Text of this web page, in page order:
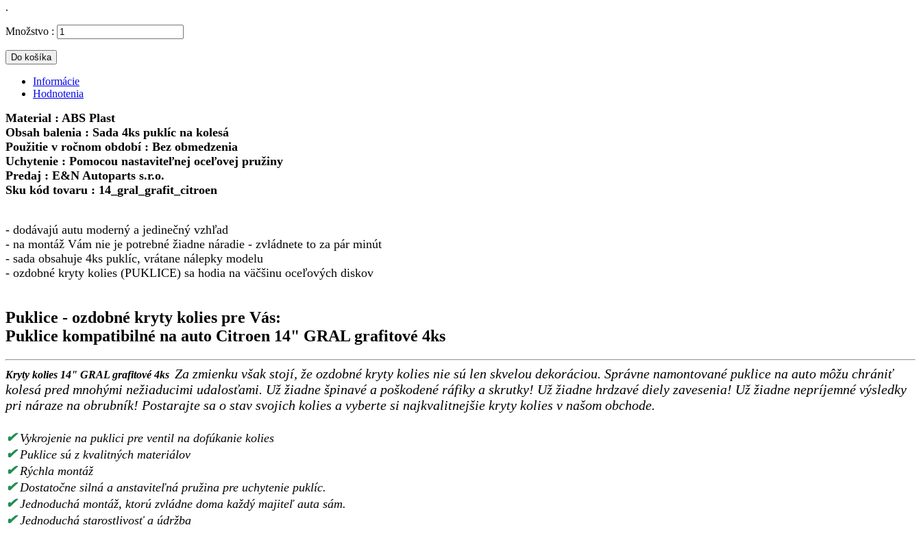
.
Množstvo :
Do košíka
Informácie
Hodnotenia
Material : ABS Plast
Obsah balenia : Sada 4ks puklíc na kolesá
Použitie v ročnom období : Bez obmedzenia
Uchytenie : Pomocou nastaviteľnej oceľovej pružiny
Predaj : E&N Autoparts s.r.o.
Sku kód tovaru : 14_gral_grafit_citroen
- dodávajú autu moderný a jedinečný vzhľad
- na montáž Vám nie je potrebné žiadne náradie - zvládnete to za pár minút
- sada obsahuje 4ks puklíc, vrátane nálepky modelu
- ozdobné kryty kolies (PUKLICE) sa hodia na väčšinu oceľových diskov
Puklice - ozdobné kryty kolies pre Vás:
Puklice kompatibilné na auto Citroen 14" GRAL grafitové 4ks
Kryty kolies 14" GRAL grafitové 4ks Za zmienku však stojí, že ozdobné kryty kolies nie sú len skvelou dekoráciou. Správne namontované puklice na auto môžu chrániť
kolesá pred mnohými nežiaducimi udalosťami. Už žiadne špinavé a poškodené ráfiky a skrutky! Už žiadne hrdzavé diely zavesenia! Už žiadne nepríjemné výsledky
pri náraze na obrubník! Postarajte sa o stav svojich kolies a vyberte si najkvalitnejšie kryty kolies v našom obchode.
✔ Vykrojenie na puklici pre ventil na dofúkanie kolies
✔ Puklice sú z kvalitných materiálov
✔ Rýchla montáž
✔ Dostatočne silná a anstaviteľná pružina pre uchytenie puklíc.
✔ Jednoduchá montáž, ktorú zvládne doma každý majiteľ auta sám.
✔ Jednoduchá starostlivosť a údržba